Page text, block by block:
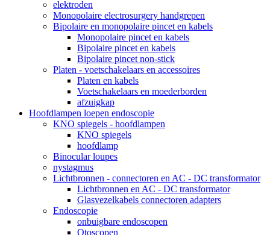
elektroden
Monopolaire electrosurgery handgrepen
Bipolaire en monopolaire pincet en kabels
Monopolaire pincet en kabels
Bipolaire pincet en kabels
Bipolaire pincet non-stick
Platen - voetschakelaars en accessoires
Platen en kabels
Voetschakelaars en moederborden
afzuigkap
Hoofdlampen loepen endoscopie
KNO spiegels - hoofdlampen
KNO spiegels
hoofdlamp
Binocular loupes
nystagmus
Lichtbronnen - connectoren en AC - DC transformator
Lichtbronnen en AC - DC transformator
Glasvezelkabels connectoren adapters
Endoscopie
onbuigbare endoscopen
Otoscopen